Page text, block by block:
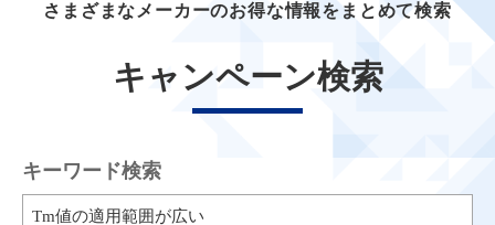
さまざまなメーカーのお得な情報をまとめて検索
キャンペーン検索
キーワード検索